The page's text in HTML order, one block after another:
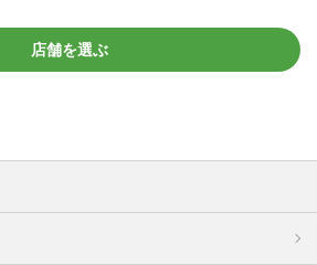
店舗を選ぶ